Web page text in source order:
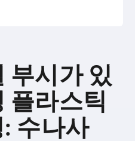
부시가 있
플라스틱
수나사